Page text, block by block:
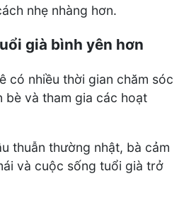
nhẹ nhàng hơn.
già bình yên hơn
có nhiều thời gian chăm sóc
bè và tham gia các hoạt
thuẫn thường nhật, bà cảm
và cuộc sống tuổi già trở